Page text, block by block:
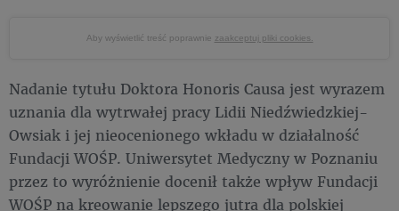
Aby wyświetlić treść poprawnie zaakceptuj pliki cookies.
Nadanie tytułu Doktora Honoris Causa jest wyrazem
uznania dla wytrwałej pracy Lidii Niedźwiedzkiej-
Owsiak i jej nieocenionego wkładu w działalność
Fundacji WOŚP. Uniwersytet Medyczny w Poznaniu
przez to wyróżnienie docenił także wpływ Fundacji
WOŚP na kreowanie lepszego jutra dla polskiej